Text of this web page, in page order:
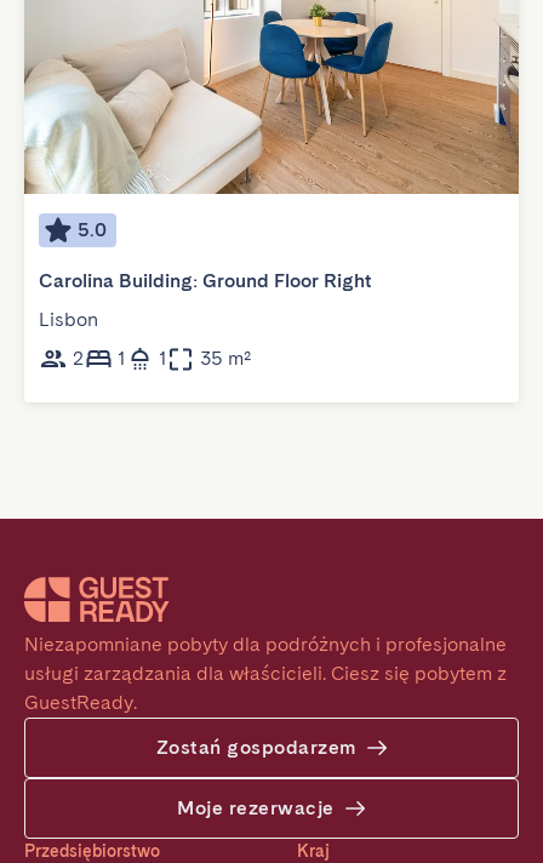
5.0
Carolina Building: Ground Floor Right
Lisbon
2
1 1 35 m²
Niezapomniane pobyty dla podróżnych i profesjonalne
usługi zarządzania dla właścicieli. Ciesz się pobytem z
GuestReady.
Zostań gospodarzem
Moje rezerwacje
Przedsiębiorstwo Kraj